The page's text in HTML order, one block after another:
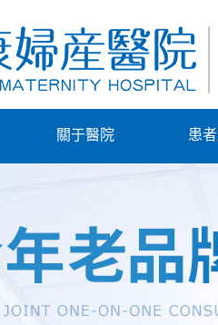
關于醫院 患
Prev